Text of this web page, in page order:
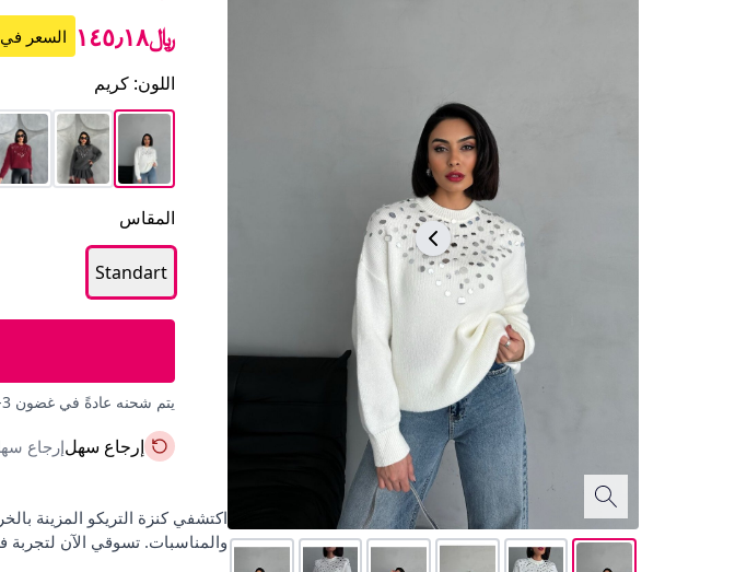
﷼١٤٥٫١٨ السعر
اللون: كريم
المقاس
Standart
يتم شحنه عادةً في غضون 3-1 يوم
إرجاع سهلإرجاع سهل
والمناسبات. تسوقي الآن لتجربة